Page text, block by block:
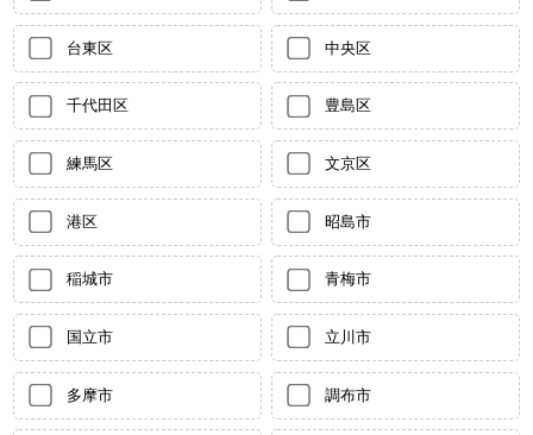
台東区 中央区
千代田区 豊島区
練馬区 文京区
港区 昭島市
稲城市 青梅市
国立市 立川市
多摩市 調布市